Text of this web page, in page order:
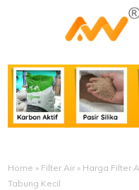
Home » Filter Air » Harga Filter
Tabung Kecil